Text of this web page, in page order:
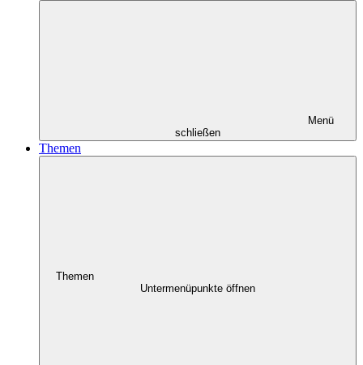
Menü
schließen
Themen
Themen
Untermenüpunkte öffnen